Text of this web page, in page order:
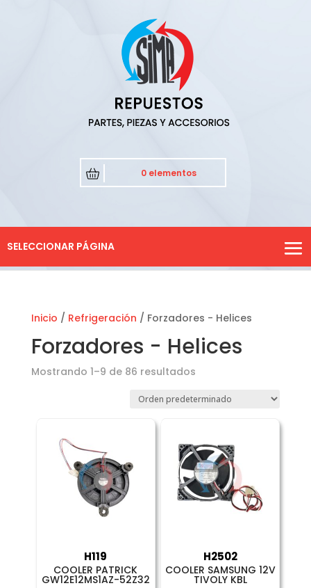
0 elementos
SELECCIONAR PÁGINA
Inicio / Refrigeración / Forzadores - Helices
Forzadores - Helices
Mostrando 1–9 de 86 resultados
H119
COOLER PATRICK
GW12E12MS1AZ-52Z32
H2502
COOLER SAMSUNG 12V
TIVOLY KBL